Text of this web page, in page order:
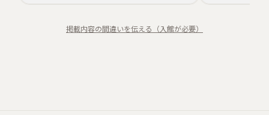
土器炊飯
掲載内容の間違いを伝える（入館が必要）